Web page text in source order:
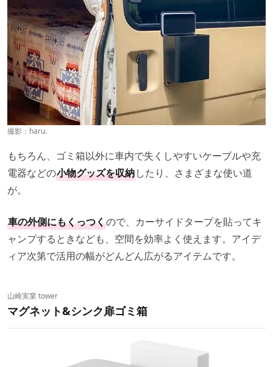
撮影：haru.
もちろん、ゴミ箱以外に車内で失くしやすいケーブルや充
電器などの小物グッズを収納したり、さまざまな使い道
が。
車の外側にもくっつくので、カーサイドタープを貼ってキ
ャンプするときなども、空間を効率よく使えます。アイデ
ィア次第で活用の幅がどんどん広がるアイテムです。
山崎実業 tower
マグネット&シンク扉ゴミ箱